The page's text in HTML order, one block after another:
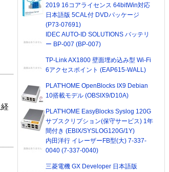
2019 16コアライセンス 64bitWin対応
日本語版 5CAL付 DVDパッケージ
(P73-07691)
IDEC AUTO-ID SOLUTIONS バッテリ
ー BP-007 (BP-007)
TP-Link AX1800 壁面埋め込み型 Wi-Fi
6アクセスポイント (EAP615-WALL)
PLAT'HOME OpenBlocks IX9 Debian
10搭載モデル (OBSIX9/D10A)
PLAT'HOME EasyBlocks Syslog 120G
サブスクリプション(保守サービス) 1年
間付き (EBIX/SYSLOG120G/1Y)
内田洋行 イレーザーFB型(大) 7-337-
0040 (7-337-0040)
三菱電機 GX Developer 日本語版